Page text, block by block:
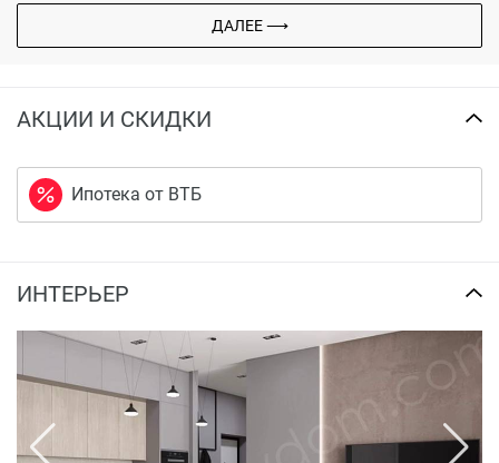
ДАЛЕЕ ⟶
АКЦИИ И СКИДКИ
Ипотека от ВТБ
ИНТЕРЬЕР